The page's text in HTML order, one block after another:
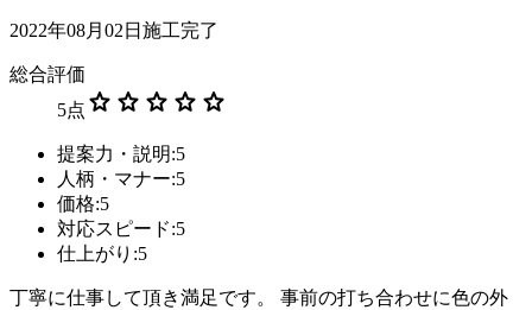
2022年08月02日施工完了
総合評価
5点 star star star star star
提案力・説明:5
人柄・マナー:5
価格:5
対応スピード:5
仕上がり:5
丁寧に仕事して頂き満足です。 事前の打ち合わせに色の外